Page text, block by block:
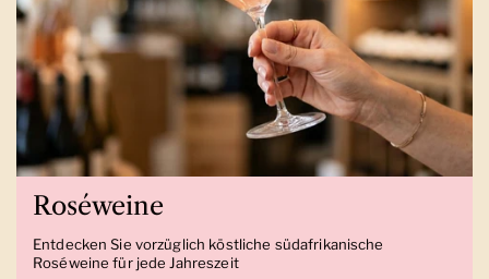
Roséweine
Entdecken Sie vorzüglich köstliche südafrikanische
Roséweine für jede Jahreszeit